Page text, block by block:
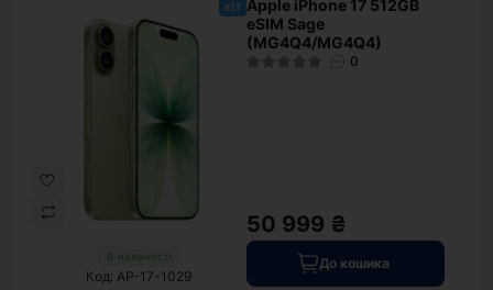
хіт
В наявності
Код: AP-17-1029
Apple iPhone 17 512GB
eSIM Sage
(MG4Q4/MG4Q4)
0
50 999 ₴
До кошика